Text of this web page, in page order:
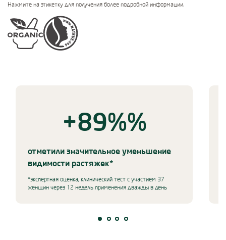
Certifications
Нажмите на этикетку для получения более подробной информации.
+89%% отметили
, экспертная оценка, клинический
+89%%
отметили значительное уменьшение
видимости растяжек*
*экспертная оценка, клинический тест с участием 37
женщин через 12 недель применения дважды в день